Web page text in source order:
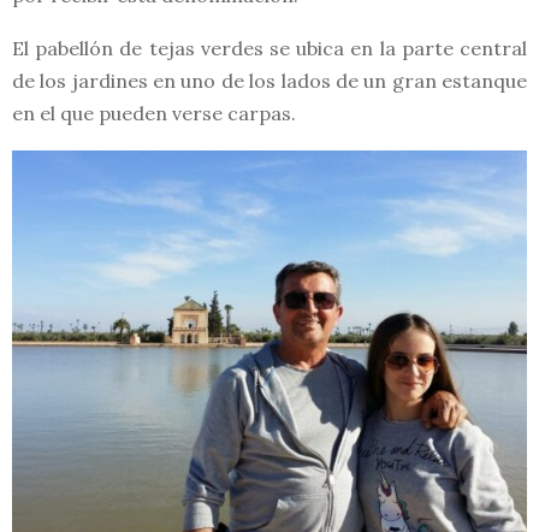
El pabellón de tejas verdes se ubica en la parte central
de los jardines en uno de los lados de un gran estanque
en el que pueden verse carpas.